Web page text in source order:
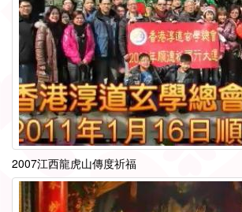
2007江西龍虎山傳度祈福